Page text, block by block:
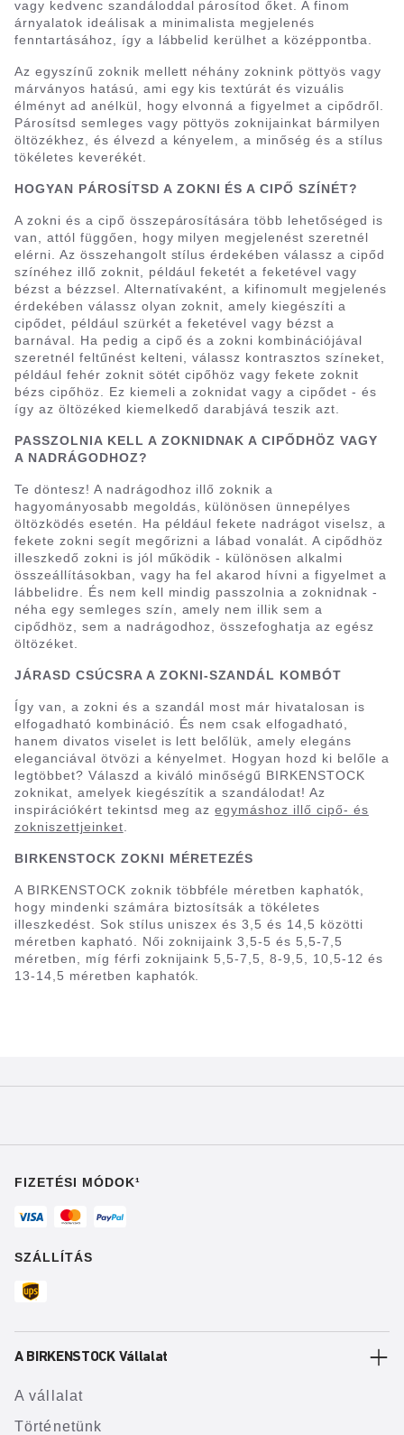
vagy kedvenc szandáloddal párosítod őket. A finom
árnyalatok ideálisak a minimalista megjelenés
fenntartásához, így a lábbelid kerülhet a középpontba.
Az egyszínű zoknik mellett néhány zoknink pöttyös vagy
márványos hatású, ami egy kis textúrát és vizuális
élményt ad anélkül, hogy elvonná a figyelmet a cipődről.
Párosítsd semleges vagy pöttyös zoknijainkat bármilyen
öltözékhez, és élvezd a kényelem, a minőség és a stílus
tökéletes keverékét.
HOGYAN PÁROSÍTSD A ZOKNI ÉS A CIPŐ SZÍNÉT?
A zokni és a cipő összepárosítására több lehetőséged is
van, attól függően, hogy milyen megjelenést szeretnél
elérni. Az összehangolt stílus érdekében válassz a cipőd
színéhez illő zoknit, például feketét a feketével vagy
bézst a bézzsel. Alternatívaként, a kifinomult megjelenés
érdekében válassz olyan zoknit, amely kiegészíti a
cipődet, például szürkét a feketével vagy bézst a
barnával. Ha pedig a cipő és a zokni kombinációjával
szeretnél feltűnést kelteni, válassz kontrasztos színeket,
például fehér zoknit sötét cipőhöz vagy fekete zoknit
bézs cipőhöz. Ez kiemeli a zoknidat vagy a cipődet - és
így az öltözéked kiemelkedő darabjává teszik azt.
PASSZOLNIA KELL A ZOKNIDNAK A CIPŐDHÖZ VAGY
A NADRÁGODHOZ?
Te döntesz! A nadrágodhoz illő zoknik a
hagyományosabb megoldás, különösen ünnepélyes
öltözködés esetén. Ha például fekete nadrágot viselsz, a
fekete zokni segít megőrizni a lábad vonalát. A cipődhöz
illeszkedő zokni is jól működik - különösen alkalmi
összeállításokban, vagy ha fel akarod hívni a figyelmet a
lábbelidre. És nem kell mindig passzolnia a zoknidnak -
néha egy semleges szín, amely nem illik sem a
cipődhöz, sem a nadrágodhoz, összefoghatja az egész
öltözéket.
JÁRASD CSÚCSRA A ZOKNI-SZANDÁL KOMBÓT
Így van, a zokni és a szandál most már hivatalosan is
elfogadható kombináció. És nem csak elfogadható,
hanem divatos viselet is lett belőlük, amely elegáns
eleganciával ötvözi a kényelmet. Hogyan hozd ki belőle a
legtöbbet? Válaszd a kiváló minőségű BIRKENSTOCK
zoknikat, amelyek kiegészítik a szandálodat! Az
inspirációkért tekintsd meg azegymáshoz illő cipő- és
zokniszettjeinket
BIRKENSTOCK ZOKNI MÉRETEZÉS
A BIRKENSTOCK zoknik többféle méretben kaphatók,
hogy mindenki számára biztosítsák a tökéletes
illeszkedést. Sok stílus uniszex és 3,5 és 14,5 közötti
méretben kapható. Női zoknijaink 3,5-5 és 5,5-7,5
méretben, míg férfi zoknijaink 5,5-7,5, 8-9,5, 10,5-12 és
13-14,5 méretben kaphatók.
FIZETÉSI MÓDOK¹
SZÁLLÍTÁS
A BIRKENSTOCK Vállalat
A vállalat
Történetünk